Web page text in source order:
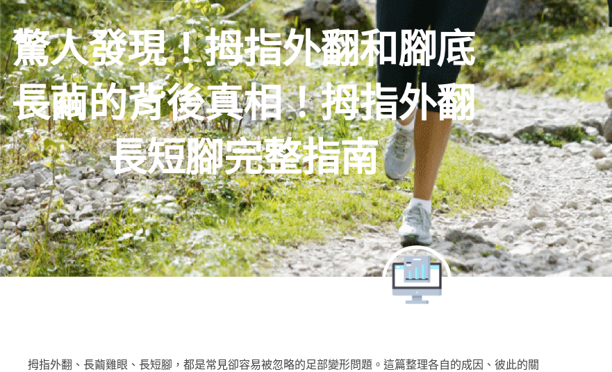
驚人發現！拇指外翻和腳底
長繭的背後真相！拇指外翻
長短腳完整指南
拇指外翻、長繭雞眼、長短腳，都是常見卻容易被忽略的足部變形問題。這篇整理各自的成因、彼此的關